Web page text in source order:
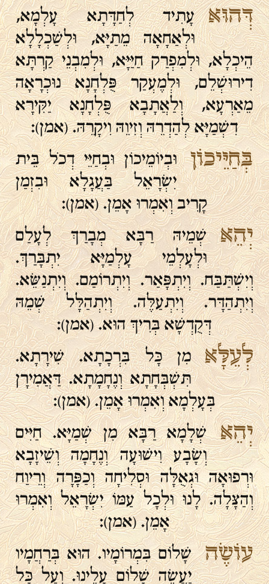
דְּהוּאעָתִיד לְחַדָּתָא עָלְמָא,
וּלְאַחָאָה מֵתַיָּא, וּלְשַׁכְלָלָא
הֵיכְלָא, וּלְמִפְרַק חַיַּיָּא, וּלְמִבְנֵי קַרְתָּא
דִירוּשְׁלֵם, וּלְמֶעְקַר פֻּלְחָנָא נוּכְרָאָה
מֵאַרְעָא, וְלַאֲתָבָא פֻּלְחָנָא יַקִּירָא
דִשְׁמַיָּא לְהַדְרֵהּ וְזִיוֵהּ וִיקָרֵהּ. (אמן):
בְּחַיֵּיכוֹןוּבְיוֹמֵיכוֹן וּבְחַיֵּי דְכֹל בֵּית
יִשְׂרָאֵל בַּעֲגָלָא וּבִזְמַן
קָרִיב וְאִמְרוּ אָמֵן. (אמן):
יְהֵאשְׁמֵיהּ רַבָּא מְבָרַךְ לְעָלַם
וּלְעָלְמֵי עָלְמַיָּא יִתְבָּרַךְ.
וְיִשְׁתַּבַּח. וְיִתְפָּאַר. וְיִתְרוֹמַם. וְיִתְנַשֵּׂא.
וְיִתְהַדָּר. וְיִתְעַלֶּה. וְיִתְהַלָּל שְׁמֵהּ
דְּקֻדְשָׁא בְּרִיךְ הוּא. (אמן):
לְעֵלָּאמִן כָּל בִּרְכָתָא. שִׁירָתָא.
תִּשְׁבְּחָתָא וְנֶחָמָתָא. דַּאֲמִירָן
בְּעָלְמָא וְאִמְרוּ אָמֵן. (אמן):
יְהֵאשְׁלָמָא רַבָּא מִן שְׁמַיָּא. חַיִּים
וְשָׂבָע וִישׁוּעָה וְנֶחָמָה וְשֵׁיזָבָא
וּרְפוּאָה וּגְאֻלָּה וּסְלִיחָה וְכַפָּרָה וְרֵיוַח
וְהַצָּלָה. לָנוּ וּלְכָל עַמּוֹ יִשְׂרָאֵל וְאִמְרוּ
אָמֵן. (אמן):
עוֹשֶׂהשָׁלוֹם בִּמְרוֹמָיו. הוּא בְּרַחֲמָיו
יַעֲשֶׂה שָׁלוֹם עָלֵינוּ. וְעַל כָּל